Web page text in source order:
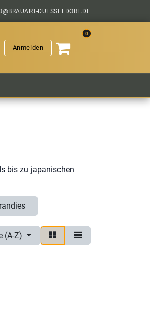
DUESSELDORF.DE
Anmelden
0
bis zu japanischen
(A-Z)